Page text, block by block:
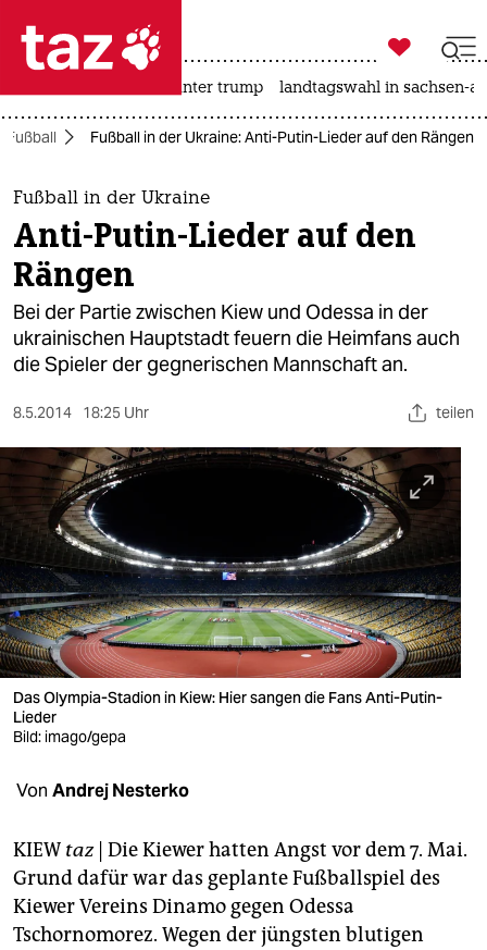
 taz zahl ich
taz zahl ich
themen
politik
öko
gesellschaft
sport
berlin
nord
wahrheit
verlag
verlag
veranstaltungen
fragen & hilfe
unterstützen
abo
genossenschaft

taz zahl ich
usa unter trump landtagswahl in sachsen-
Fußball Fußball in der Ukraine: Anti-Putin-Lieder auf den Rängen
Fußball in der Ukraine
Anti-Putin-Lieder auf den
Rängen
Bei der Partie zwischen Kiew und Odessa in der
ukrainischen Hauptstadt feuern die Heimfans auch
die Spieler der gegnerischen Mannschaft an.
8.5.2014 18:25 Uhr teilen
Das Olympia-Stadion in Kiew: Hier sangen die Fans Anti-Putin-
Lieder
Bild: imago/gepa
Von Andrej Nesterko
KIEW taz| Die Kiewer hatten Angst vor dem 7. Mai.
Grund dafür war das geplante Fußballspiel des
Kiewer Vereins Dinamo gegen Odessa
Tschornomorez. Wegen der jüngsten blutigen